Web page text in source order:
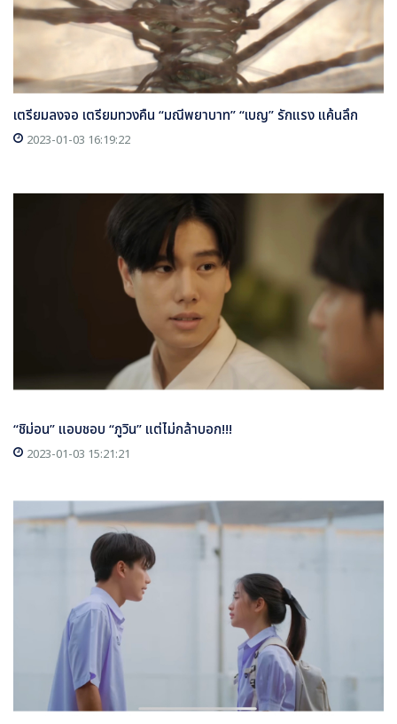
เตรียมลงจอ เตรียมทวงคืน “มณีพยาบาท” “เบญ” รักแรง แค้นลึก
2023-01-03 16:19:22
“ชิม่อน” แอบชอบ “ภูวิน” แต่ไม่กล้าบอก!!!
2023-01-03 15:21:21